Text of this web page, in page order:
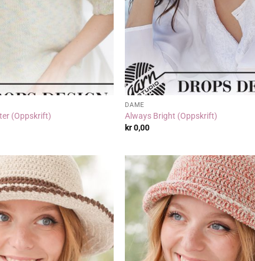
(Oppskrift)
DAME
Always Bright (Oppskrift)
kr0,00